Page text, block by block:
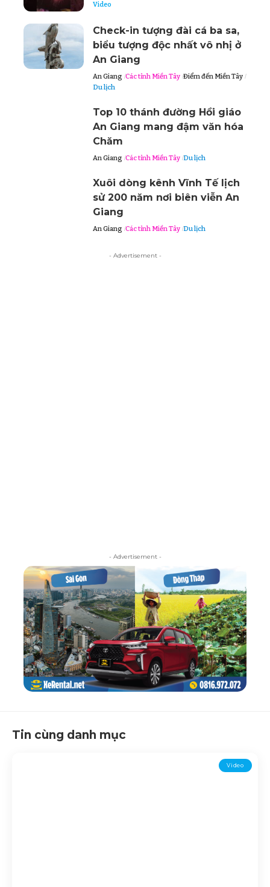
Video
Check-in tượng đài cá ba sa,
biểu tượng độc nhất vô nhị ở
An Giang
An Giang Các tỉnh Miền Tây Điểm đến Miền Tây
Du lịch
Top 10 thánh đường Hồi giáo
An Giang mang đậm văn hóa
Chăm
An Giang Các tỉnh Miền Tây Du lịch
Xuôi dòng kênh Vĩnh Tế lịch
sử 200 năm nơi biên viễn An
Giang
An Giang Các tỉnh Miền Tây Du lịch
- Advertisement -
- Advertisement -
Tin cùng danh mục
Video